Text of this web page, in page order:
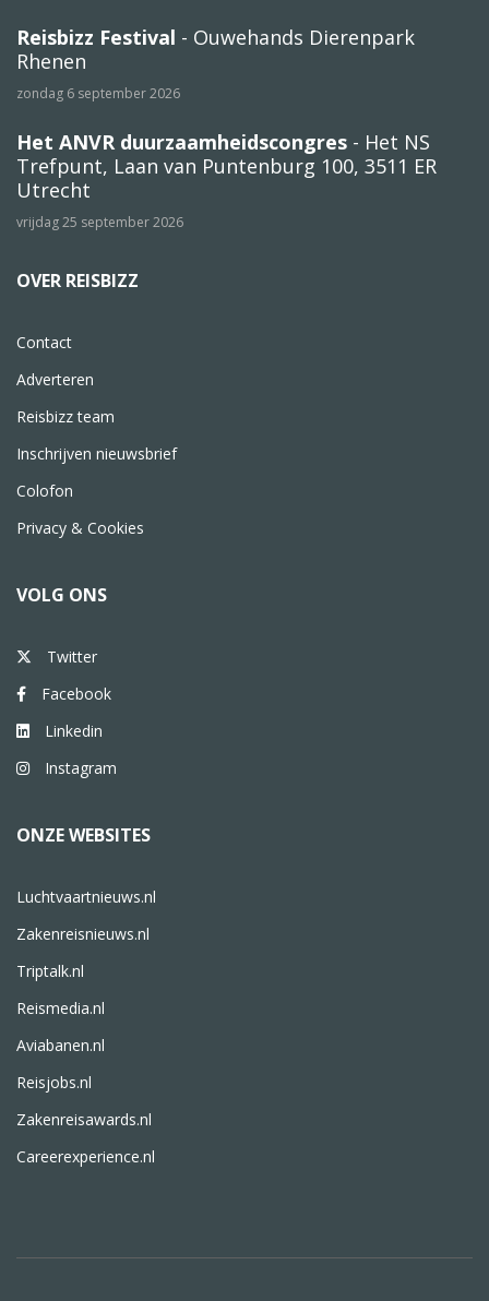
Reisbizz Festival - Ouwehands Dierenpark
Rhenen
zondag 6 september 2026
Het ANVR duurzaamheidscongres - Het NS
Trefpunt, Laan van Puntenburg 100, 3511 ER
Utrecht
vrijdag 25 september 2026
OVER REISBIZZ
Contact
Adverteren
Reisbizz team
Inschrijven nieuwsbrief
Colofon
Privacy & Cookies
VOLG ONS
Twitter
Facebook
Linkedin
Instagram
ONZE WEBSITES
Luchtvaartnieuws.nl
Zakenreisnieuws.nl
Triptalk.nl
Reismedia.nl
Aviabanen.nl
Reisjobs.nl
Zakenreisawards.nl
Careerexperience.nl